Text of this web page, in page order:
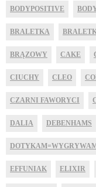
BODYPOSITIVE
BRALETKA
BRĄZOWY CAKE
CIUCHY CLEO
CZARNI FAWORYCI
DALIA DEBENHAMS
EFFUNIAK ELIXIR